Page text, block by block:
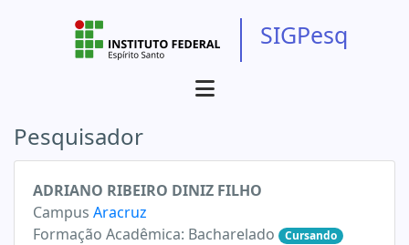
SIGPesq
Pesquisador
ADRIANO RIBEIRO DINIZ FILHO
Campus Aracruz
Formação Acadêmica: Bacharelado Cursando